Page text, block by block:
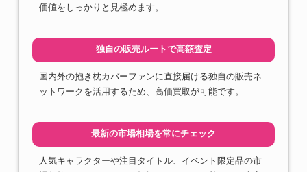
価値をしっかりと見極めます。
独自の販売ルートで高額査定
国内外の抱き枕カバーファンに直接届ける独自の販売ネ
ットワークを活用するため、高価買取が可能です。
最新の市場相場を常にチェック
人気キャラクターや注目タイトル、イベント限定品の市